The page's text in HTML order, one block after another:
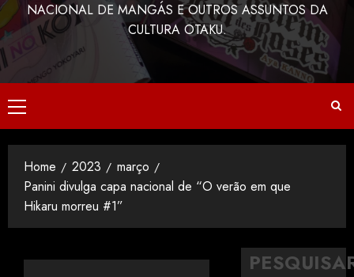
NACIONAL DE MANGÁS E OUTROS ASSUNTOS DA
CULTURA OTAKU.
Home 2023
março
Panini divulga capa nacional de “O verão em que
Hikaru morreu #1”